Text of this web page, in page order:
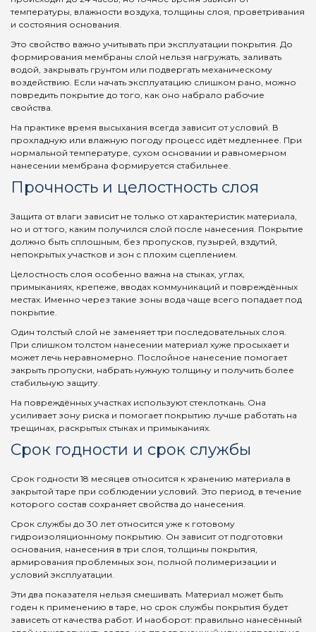
температуры, влажности воздуха, толщины слоя, проветривания
и состояния основания.
Это свойство важно учитывать при эксплуатации покрытия. До
формирования мембраны слой нельзя нагружать, заливать
водой, закрывать грунтом или подвергать механическому
воздействию. Если начать эксплуатацию слишком рано, можно
повредить покрытие до того, как оно набрало рабочие
свойства.
На практике время высыхания всегда зависит от условий. В
прохладную или влажную погоду процесс идёт медленнее. При
нормальной температуре, сухом основании и равномерном
нанесении мембрана формируется стабильнее.
Прочность и целостность слоя
Защита от влаги зависит не только от характеристик материала,
но и от того, каким получился слой после нанесения. Покрытие
должно быть сплошным, без пропусков, пузырей, вздутий,
непокрытых участков и зон с плохим сцеплением.
Целостность слоя особенно важна на стыках, углах,
примыканиях, крепеже, вводах коммуникаций и повреждённых
местах. Именно через такие зоны вода чаще всего попадает под
покрытие.
Один толстый слой не заменяет три последовательных слоя.
При слишком толстом нанесении материал хуже просыхает и
может лечь неравномерно. Послойное нанесение помогает
закрыть пропуски, набрать нужную толщину и получить более
стабильную защиту.
На повреждённых участках используют стеклоткань. Она
усиливает зону риска и помогает покрытию лучше работать на
трещинах, раскрытых стыках и примыканиях.
Срок годности и срок службы
Срок годности 18 месяцев относится к хранению материала в
закрытой таре при соблюдении условий. Это период, в течение
которого состав сохраняет свойства до нанесения.
Срок службы до 30 лет относится уже к готовому
гидроизоляционному покрытию. Он зависит от подготовки
основания, нанесения в три слоя, толщины покрытия,
армирования проблемных зон, полной полимеризации и
условий эксплуатации.
Эти два показателя нельзя смешивать. Материал может быть
годен к применению в таре, но срок службы покрытия будет
зависеть от качества работ. И наоборот: правильно нанесённый